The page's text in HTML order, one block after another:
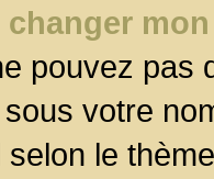
pouvez pas
votre
le